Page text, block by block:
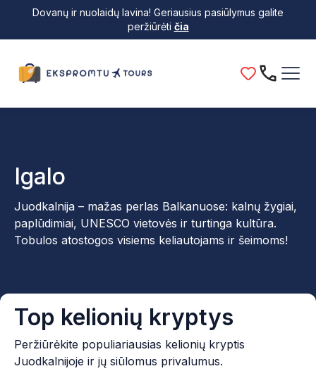
Dovanų ir nuolaidų lavina! Geriausius pasiūlymus galite
peržiūrėti čia
Igalo
Juodkalnija – mažas perlas Balkanuose: kalnų žygiai,
paplūdimiai, UNESCO vietovės ir turtinga kultūra.
Tobulos atostogos visiems keliautojams ir šeimoms!
Top kelionių kryptys
Peržiūrėkite populiariausias kelionių kryptis
Juodkalnijoje ir jų siūlomus privalumus.